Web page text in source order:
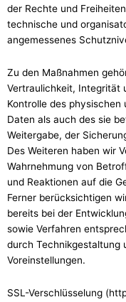
der Rechte und
technische und
angemessenes
Zu den Maßnahmen
Vertraulichkeit, Integrität
Kontrolle des physischen
Daten als auch des sie
Weitergabe, der
Des Weiteren haben wir
Wahrnehmung von
und Reaktionen auf die
Ferner berücksichtigen
bereits bei der
sowie Verfahren
durch Technikgestaltung
Voreinstellungen.
SSL-Verschlüsselung